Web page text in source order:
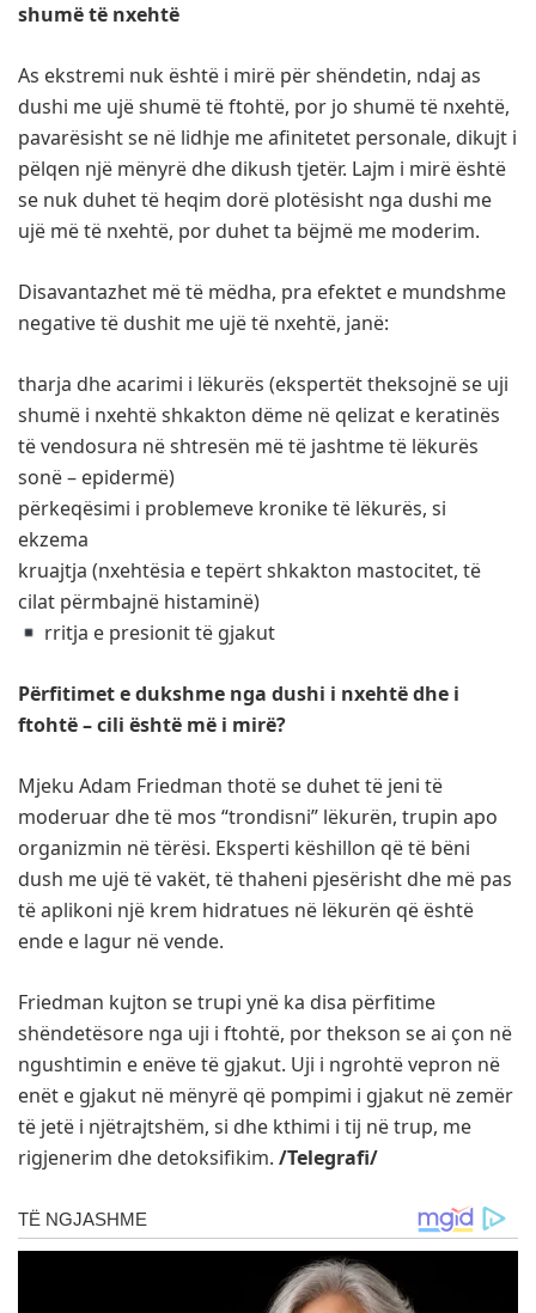
shumë të nxehtë
As ekstremi nuk është i mirë për shëndetin, ndaj as
dushi me ujë shumë të ftohtë, por jo shumë të nxehtë,
pavarësisht se në lidhje me afinitetet personale, dikujt i
pëlqen një mënyrë dhe dikush tjetër. Lajm i mirë është
se nuk duhet të heqim dorë plotësisht nga dushi me
ujë më të nxehtë, por duhet ta bëjmë me moderim.
Disavantazhet më të mëdha, pra efektet e mundshme
negative të dushit me ujë të nxehtë, janë:
tharja dhe acarimi i lëkurës (ekspertët theksojnë se uji
shumë i nxehtë shkakton dëme në qelizat e keratinës
të vendosura në shtresën më të jashtme të lëkurës
sonë – epidermë)
përkeqësimi i problemeve kronike të lëkurës, si
ekzema
kruajtja (nxehtësia e tepërt shkakton mastocitet, të
cilat përmbajnë histaminë)
rritja e presionit të gjakut
Përfitimet e dukshme nga dushi i nxehtë dhe i
ftohtë – cili është më i mirë?
Mjeku Adam Friedman thotë se duhet të jeni të
moderuar dhe të mos “trondisni” lëkurën, trupin apo
organizmin në tërësi. Eksperti këshillon që të bëni
dush me ujë të vakët, të thaheni pjesërisht dhe më pas
të aplikoni një krem hidratues në lëkurën që është
ende e lagur në vende.
Friedman kujton se trupi ynë ka disa përfitime
shëndetësore nga uji i ftohtë, por thekson se ai çon në
ngushtimin e enëve të gjakut. Uji i ngrohtë vepron në
enët e gjakut në mënyrë që pompimi i gjakut në zemër
të jetë i njëtrajtshëm, si dhe kthimi i tij në trup, me
rigjenerim dhe detoksifikim. /Telegrafi/